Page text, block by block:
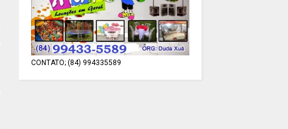
CONTATO; (84) 994335589